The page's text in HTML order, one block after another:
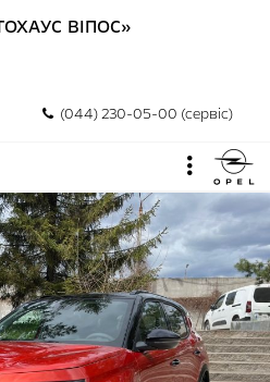
ВІПОС»
(044) 230-05-00 (сервіс)
Skip
to
the
end
of
the
images